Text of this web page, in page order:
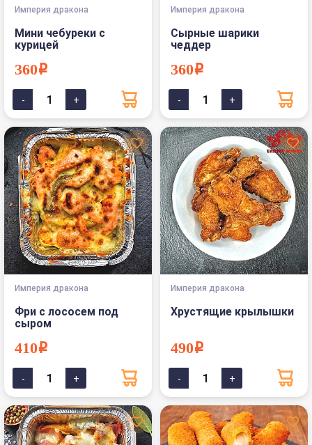
Империя дракона
Мини чебуреки с
курицей
360i
Империя дракона
Сырные шарики
чеддер
360i
Империя дракона
Фри с лососем под
сыром
410i
Империя дракона
Хрустящие крылышки
490i